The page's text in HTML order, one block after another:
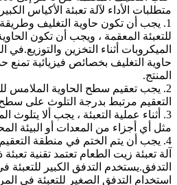
متطلبات الأداء لآلة تعبئة الأكياس
1. يجب أن تكون حاوية التغليف
للتعبئة المعقمة ، ويجب أن تكون
الميكروبات أثناء التخزين
حاوية التغليف بخصائص فيزيائية تمنع
المنتج.
2. يجب تعقيم سطح الحاوية الملامس
التعقيم مرتبط بدرجة التلوث على سطح
3. أثناء عملية التعبئة ، يجب ألا
مثل أي أجزاء من المعدات أو البيئة
4. يجب أن يتم الختم في منطقة التعقيم لمنع التلوث الجرثومي.
آلة تعبئة زيت الطعام تعتمد تقنية
التدفق.يستخدم التدفق الكبير للتعبئة
استخدام التدفق الصغير للتعبئة في